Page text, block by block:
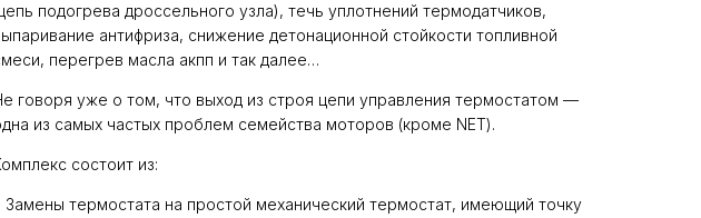
подогрева дроссельного узла), течь уплотнений термодатчиков,
антифриза, снижение детонационной стойкости топливной
перегрев масла акпп и так далее…
говоря уже о том, что выход из строя цепи управления термостатом —
из самых частых проблем семейства моторов (кроме NET).
состоит из:
Замены термостата на простой механический термостат, имеющий точку